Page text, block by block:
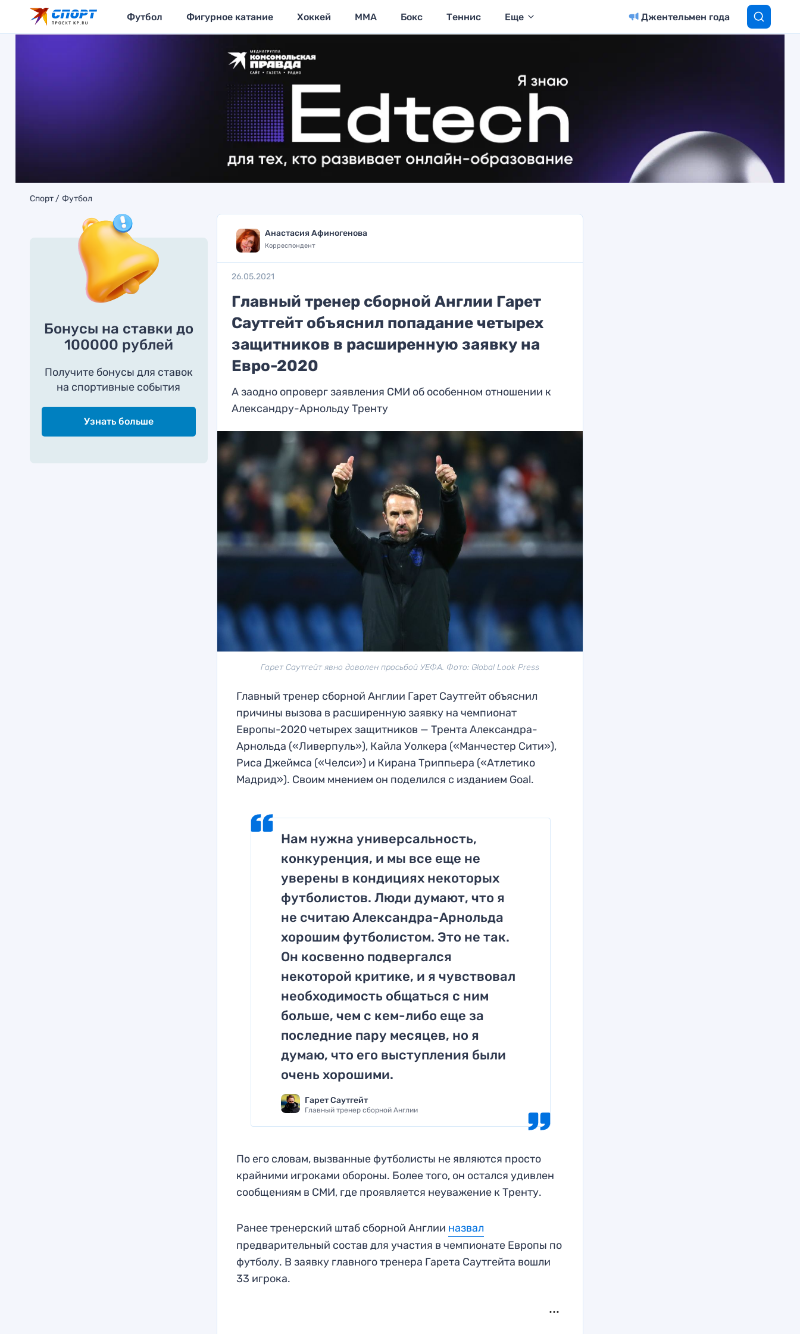
Футбол Фигурное катание Хоккей MMA Бокс Теннис Еще Джентельмен года
Спорт Футбол
Бонусы на ставки до
100000 рублей
Получите бонусы для ставок
на спортивные события
Узнать больше
Анастасия Афиногенова
Корреспондент
26.05.2021
Главный тренер сборной Англии Гарет
Саутгейт объяснил попадание четырех
защитников в расширенную заявку на
Евро-2020
А заодно опроверг заявления СМИ об особенном отношении к
Александру-Арнольду Тренту
Гарет Саутгейт явно доволен просьбой УЕФА. Фото: Global Look Press
Главный тренер сборной Англии Гарет Саутгейт объяснил
причины вызова в расширенную заявку на чемпионат
Европы-2020 четырех защитников — Трента Александра-
Арнольда («Ливерпуль»), Кайла Уолкера («Манчестер Сити»),
Риса Джеймса («Челси») и Кирана Триппьера («Атлетико
Мадрид»). Своим мнением он поделился с изданием Goal.
Нам нужна универсальность,
конкуренция, и мы все еще не
уверены в кондициях некоторых
футболистов. Люди думают, что я
не считаю Александра-Арнольда
хорошим футболистом. Это не так.
Он косвенно подвергался
некоторой критике, и я чувствовал
необходимость общаться с ним
больше, чем с кем-либо еще за
последние пару месяцев, но я
думаю, что его выступления были
очень хорошими.
Гарет Саутгейт
Главный тренер сборной Англии
По его словам, вызванные футболисты не являются просто
крайними игроками обороны. Более того, он остался удивлен
сообщениям в СМИ, где проявляется неуважение к Тренту.
Ранее тренерский штаб сборной Англии назвал
предварительный состав для участия в чемпионате Европы по
футболу. В заявку главного тренера Гарета Саутгейта вошли
33 игрока.